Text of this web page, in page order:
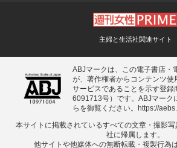
主婦と生活社関連サイト
ABJマークは、この電子書店・
が、著作権者からコンテンツ
サービスであることを示す登録
6091713号）です。ABJマーク
らを御覧ください。 https://
本サイトに掲載されているすべての⽂章・撮影
社に帰属します。
他サイトや他媒体への無断転載・複製⾏為